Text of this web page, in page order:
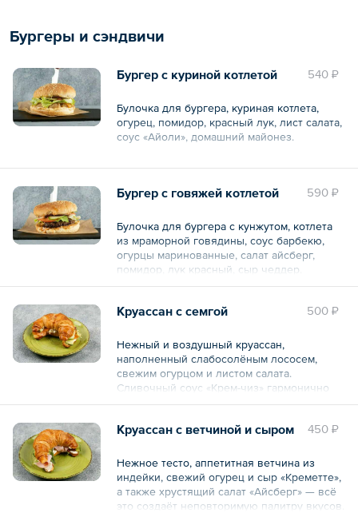
Бургеры и сэндвичи
540 ₽
Бургер с куриной котлетой
Булочка для бургера, куриная котлета,
огурец, помидор, красный лук, лист салата,
соус «Айоли», домашний майонез.
Общий вес – 330 г
590 ₽
Бургер с говяжей котлетой
Булочка для бургера с кунжутом, котлета
из мраморной говядины, соус барбекю,
огурцы маринованные, салат айсберг,
помидор, лук красный, сыр чеддер.
500 ₽
Круассан с семгой
Нежный и воздушный круассан,
наполненный слабосолёным лососем,
свежим огурцом и листом салата.
Сливочный соус «Крем-чиз» гармонично
объединяет ингредиенты, создавая
450 ₽
Круассан с ветчиной и сыром
Нежное тесто, аппетитная ветчина из
индейки, свежий огурец и сыр «Креметте»,
а также хрустящий салат «Айсберг» — всё
это создаёт неповторимую палитру вкусов.